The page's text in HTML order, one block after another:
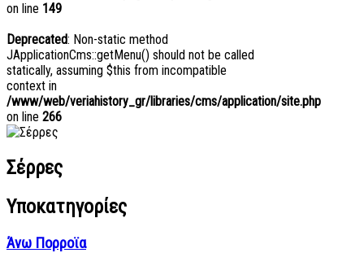
on line 149
Deprecated: Non-static method
JApplicationCms::getMenu() should not be called
statically, assuming $this from incompatible
context in
/www/web/veriahistory_gr/libraries/cms/application/site.php
on line 266
Σέρρες
Υποκατηγορίες
Άνω Πορροϊα